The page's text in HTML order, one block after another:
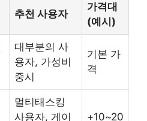
추천 사용자
가격대
(예시)
대부분의 사
용자, 가성비
중시
기본 가
격
멀티태스킹
사용자, 게이
+10~20